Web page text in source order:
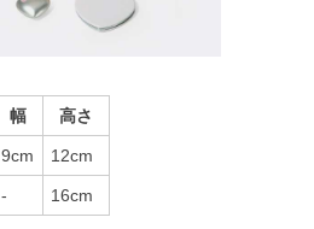
幅 高さ
9cm 12cm
- 16cm